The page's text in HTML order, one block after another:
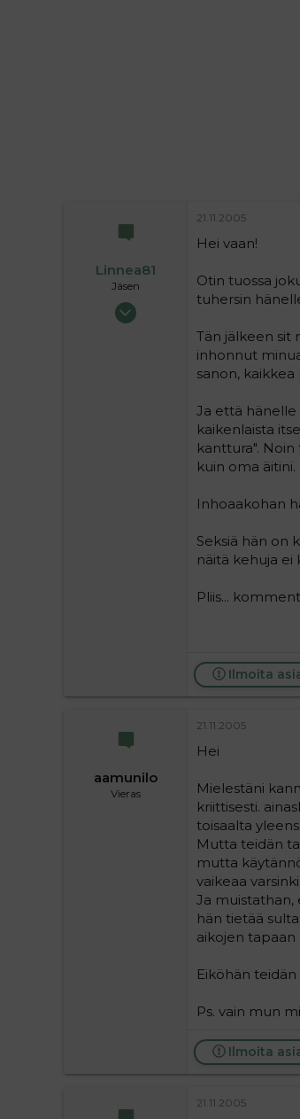
Linnea81
Jäsen
01.07.2004
21.11.2005
Hei vaan!
Otin tuossa
tuhersin
Tän jälkeen sit
inhonnut
sanon, kaikkea
Ja että hänelle
kaikenlaista
kanttura".
kuin oma
Inhoaakohan
Seksiä hän on
näitä kehuja ei
Pliis...
Ilmoita
aamunilo
Vieras
21.11.2005
Hei
Mielestäni
kriittisesti.
toisaalta
Mutta teidän
mutta
vaikeaa
Ja muistathan,
hän tietää
aikojen tapaan
Eiköhän
Ps. vain mun
Ilmoita
21.11.2005